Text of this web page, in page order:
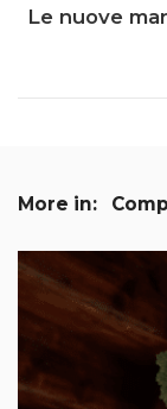
Le nuove
More in: